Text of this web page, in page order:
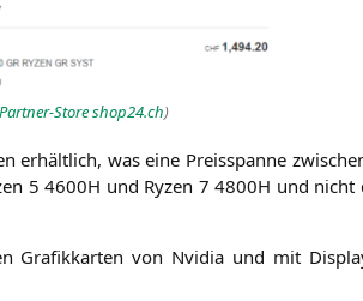
Store shop24.ch)
erhält­lich, was eine Preis­span­ne
54600H und Ryzen 74800H und nicht
Gra­fik­kar­ten von Nvi­dia und mit